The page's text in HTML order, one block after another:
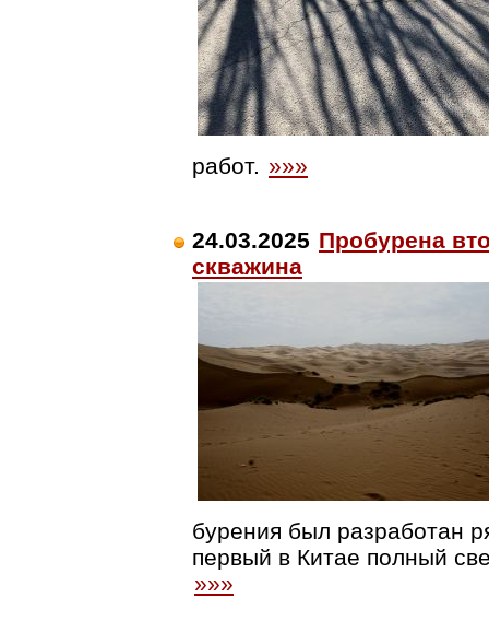
работ. »»»
24.03.2025 Пробурена
скважина
бурения был разработан
первый в Китае полный
»»»